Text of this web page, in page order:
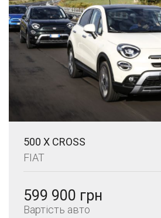
500 X CROSS
FIAT
599 900 грн
Вартість авто